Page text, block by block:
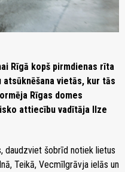
Rīgā kopš pirmdienas rīta
vietās, kur tās
Rīgas domes
attiecību vadītāja Ilze
daudzviet šobrīd notiek lietus
Teikā, Vecmīlgrāvja ielās un